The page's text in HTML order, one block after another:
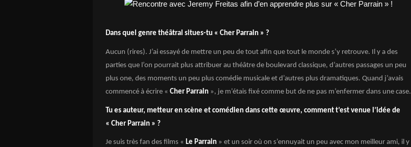
Dans quel genre théâtral situes-tu « Cher Parrain » ?
Aucun (rires). J’ai essayé de mettre un peu de tout afin que tout le monde s’y retrouve. Il y a des
parties que l’on pourrait plus attribuer au théâtre de boulevard classique, d’autres passages un peu
plus one, des moments un peu plus comédie musicale et d’autres plus dramatiques. Quand j’avais
commencé à écrire « Cher Parrain », je m’étais fixé comme but de ne pas m’enfermer dans une case.
Tu es auteur, metteur en scène et comédien dans cette œuvre, comment t’est venue l’idée de
« Cher Parrain » ?
Je suis très fan des films « Le Parrain » et un soir où on s’ennuyait un peu avec mon meilleur ami, il y